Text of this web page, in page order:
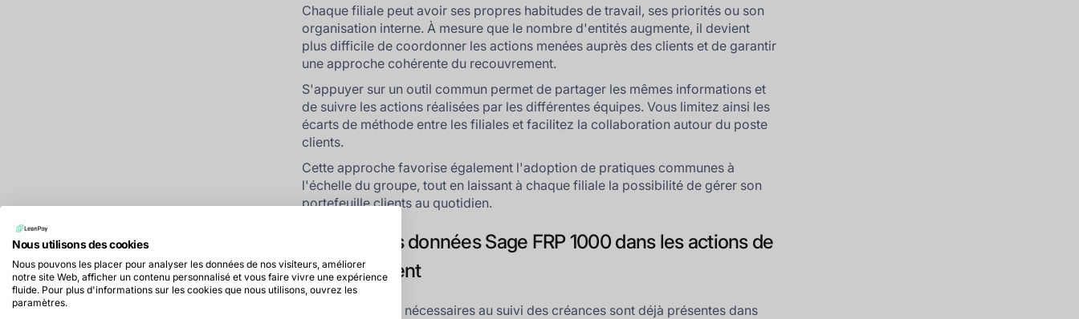
Chaque filiale peut avoir ses propres habitudes de travail, ses priorités ou son
organisation interne. À mesure que le nombre d'entités augmente, il devient
plus difficile de coordonner les actions menées auprès des clients et de garantir
une approche cohérente du recouvrement.
S'appuyer sur un outil commun permet de partager les mêmes informations et
de suivre les actions réalisées par les différentes équipes. Vous limitez ainsi les
écarts de méthode entre les filiales et facilitez la collaboration autour du poste
clients.
Cette approche favorise également l'adoption de pratiques communes à
l'échelle du groupe, tout en laissant à chaque filiale la possibilité de gérer son
portefeuille clients au quotidien.
Exploiter les données Sage FRP 1000 dans les actions de
recouvrement
Les informations nécessaires au suivi des créances sont déjà présentes dans
Nous utilisons des cookies
Nous pouvons les placer pour analyser les données de nos visiteurs, améliorer
notre site Web, afficher un contenu personnalisé et vous faire vivre une expérience
fluide. Pour plus d'informations sur les cookies que nous utilisons, ouvrez les
paramètres.